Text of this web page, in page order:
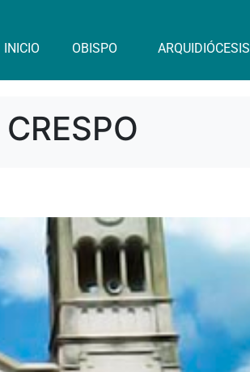
INICIO OBISPO ARQUIDIÓCESIS